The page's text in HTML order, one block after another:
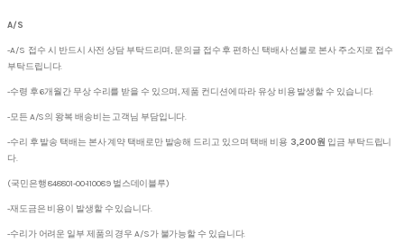
A/S
-A/S 접수 시 반드시 사전 상담 부탁드리며, 문의글 접수 후 편하신 택배사 선불로 본사 주소지로 접수
부탁드립니다.
-수령 후 6개월간 무상 수리를 받을 수 있으며, 제품 컨디션에 따라 유상 비용 발생할 수 있습니다.
-모든 A/S의 왕복 배송비는 고객님 부담입니다.
-수리 후 발송 택배는 본사 계약 택배로만 발송해 드리고 있으며 택배 비용3,200원 입금 부탁드립니
다.
(국민은행 848801-00-110089 벌스데이블루)
-재도금은 비용이 발생할 수 있습니다.
-수리가 어려운 일부 제품의 경우 A/S가 불가능할 수 있습니다.